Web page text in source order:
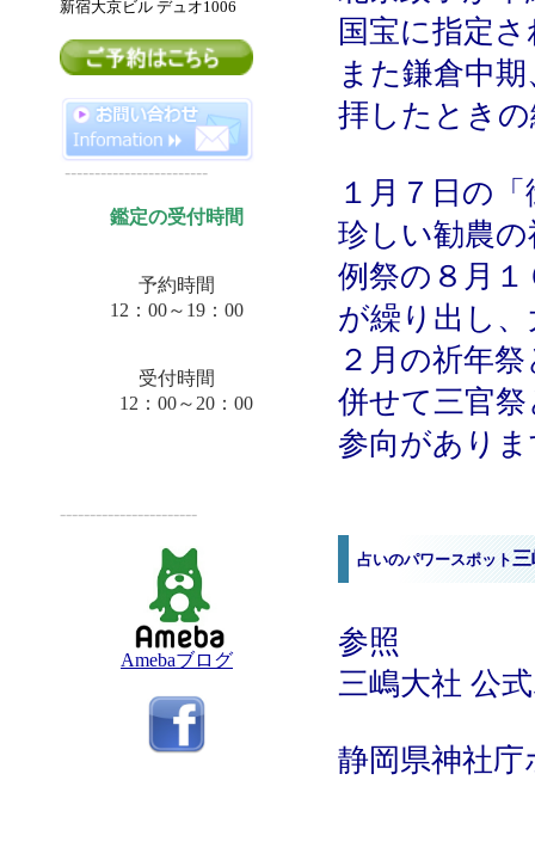
国宝に指定
また鎌倉中
拝したとき
１月７日 の「
珍しい勧農
例祭の８月
が繰り出し
２月の祈年
併せて三官
参向があり
占いのパワースポット三
参照
三嶋大社 公
静岡県神社
新宿大京ビル デュオ1006
------------------------
鑑定の受付時間
予約時間
12：00～19：00
受付時間
12：00～20：00
-----------------------
Amebaブログ